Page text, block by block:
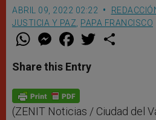
ABRIL 09, 2022 02:22
JUSTICIA Y PAZ
PAPA FRANCISCO
W
t
s
p
p
M
e
s
e
g
e
r
F
a
e
b
o
k
w
Share this Entry
(ZENIT Noticias / Ciudad del